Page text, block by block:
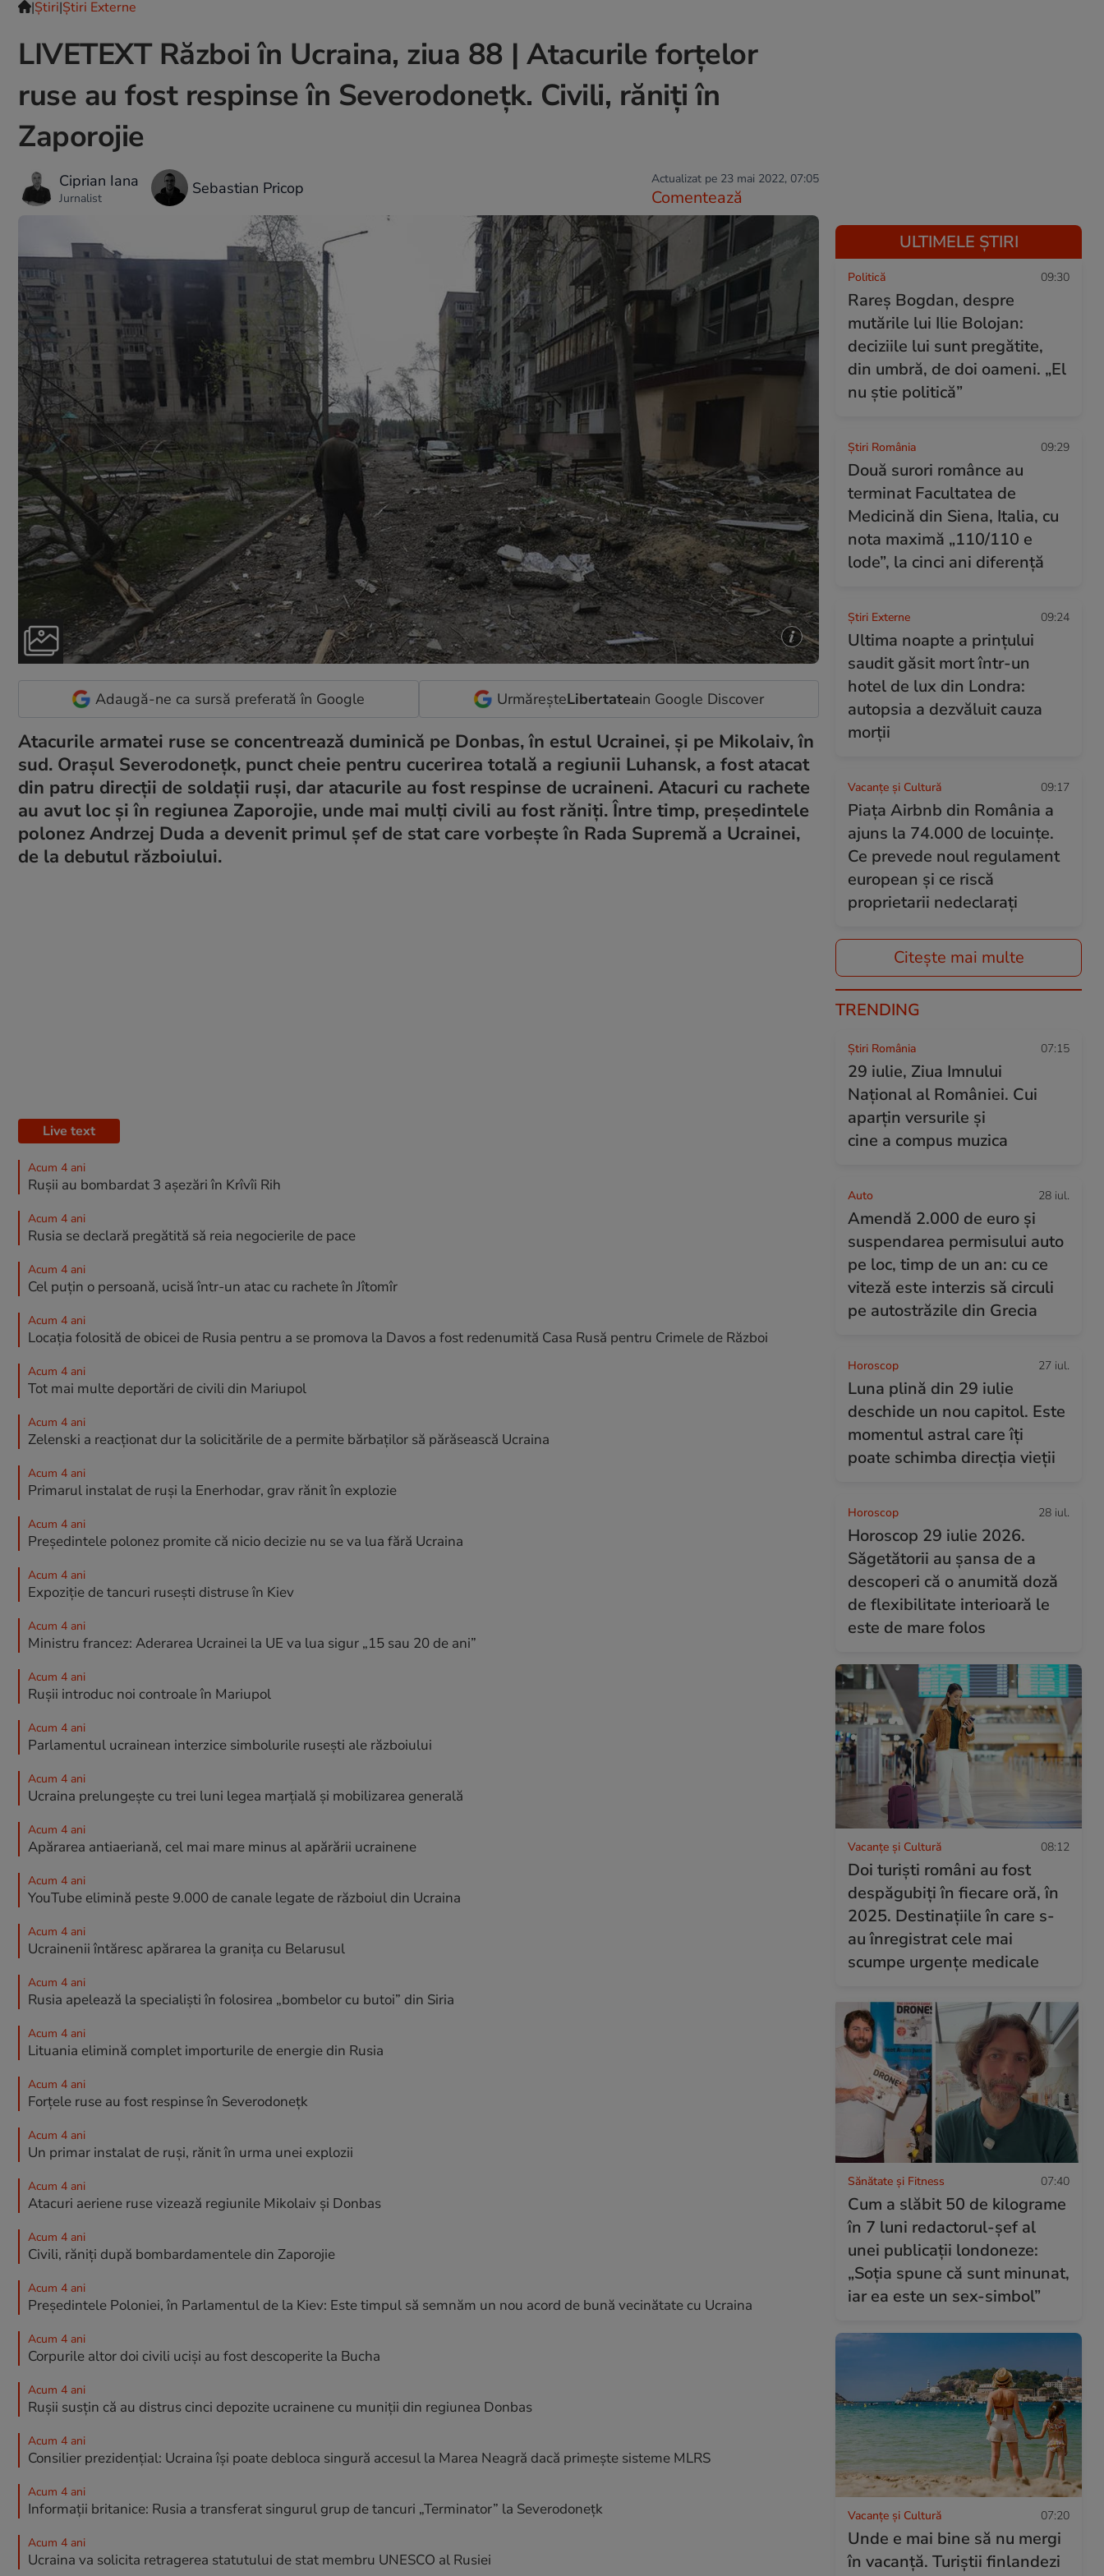
|Ştiri|Știri Externe
LIVETEXT Război în Ucraina, ziua 88 | Atacurile forțelor
ruse au fost respinse în Severodonețk. Civili, răniți în
Zaporojie
Ciprian Iana
Jurnalist Sebastian Pricop Actualizat pe 23 mai 2022, 07:05
Comentează
Adaugă-ne ca sursă preferată în Google UrmăreșteLibertateain Google Discover
Atacurile armatei ruse se concentrează duminică pe Donbas, în estul Ucrainei, și pe Mikolaiv, în
sud. Orașul Severodonețk, punct cheie pentru cucerirea totală a regiunii Luhansk, a fost atacat
din patru direcții de soldații ruși, dar atacurile au fost respinse de ucraineni. Atacuri cu rachete
au avut loc și în regiunea Zaporojie, unde mai mulți civili au fost răniți. Între timp, președintele
polonez Andrzej Duda a devenit primul șef de stat care vorbește în Rada Supremă a Ucrainei,
de la debutul războiului.
Live text
Acum 4 ani
Rușii au bombardat 3 așezări în Krîvîi Rih
Acum 4 ani
Rusia se declară pregătită să reia negocierile de pace
Acum 4 ani
Cel puțin o persoană, ucisă într-un atac cu rachete în Jîtomîr
Acum 4 ani
Locația folosită de obicei de Rusia pentru a se promova la Davos a fost redenumită Casa Rusă pentru Crimele de Război
Acum 4 ani
Tot mai multe deportări de civili din Mariupol
Acum 4 ani
Zelenski a reacționat dur la solicitările de a permite bărbaților să părăsească Ucraina
Acum 4 ani
Primarul instalat de ruși la Enerhodar, grav rănit în explozie
Acum 4 ani
Președintele polonez promite că nicio decizie nu se va lua fără Ucraina
Acum 4 ani
Expoziție de tancuri rusești distruse în Kiev
Acum 4 ani
Ministru francez: Aderarea Ucrainei la UE va lua sigur „15 sau 20 de ani”
Acum 4 ani
Rușii introduc noi controale în Mariupol
Acum 4 ani
Parlamentul ucrainean interzice simbolurile rusești ale războiului
Acum 4 ani
Ucraina prelungeşte cu trei luni legea marţială şi mobilizarea generală
Acum 4 ani
Apărarea antiaeriană, cel mai mare minus al apărării ucrainene
Acum 4 ani
YouTube elimină peste 9.000 de canale legate de războiul din Ucraina
Acum 4 ani
Ucrainenii întăresc apărarea la granița cu Belarusul
Acum 4 ani
Rusia apelează la specialiști în folosirea „bombelor cu butoi” din Siria
Acum 4 ani
Lituania elimină complet importurile de energie din Rusia
Acum 4 ani
Forțele ruse au fost respinse în Severodonețk
Acum 4 ani
Un primar instalat de ruși, rănit în urma unei explozii
Acum 4 ani
Atacuri aeriene ruse vizează regiunile Mikolaiv și Donbas
Acum 4 ani
Civili, răniți după bombardamentele din Zaporojie
Acum 4 ani
Președintele Poloniei, în Parlamentul de la Kiev: Este timpul să semnăm un nou acord de bună vecinătate cu Ucraina
Acum 4 ani
Corpurile altor doi civili uciși au fost descoperite la Bucha
Acum 4 ani
Rușii susțin că au distrus cinci depozite ucrainene cu muniții din regiunea Donbas
Acum 4 ani
Consilier prezidențial: Ucraina își poate debloca singură accesul la Marea Neagră dacă primește sisteme MLRS
Acum 4 ani
Informații britanice: Rusia a transferat singurul grup de tancuri „Terminator” la Severodonețk
Acum 4 ani
Ucraina va solicita retragerea statutului de stat membru UNESCO al Rusiei
ULTIMELE ȘTIRI
Politică 09:30
Rareș Bogdan, despre
mutările lui Ilie Bolojan:
deciziile lui sunt pregătite,
din umbră, de doi oameni. „El
nu știe politică”
Știri România 09:29
Două surori românce au
terminat Facultatea de
Medicină din Siena, Italia, cu
nota maximă „110/110 e
lode”, la cinci ani diferență
Știri Externe 09:24
Ultima noapte a prințului
saudit găsit mort într-un
hotel de lux din Londra:
autopsia a dezvăluit cauza
morții
Vacanțe și Cultură 09:17
Piața Airbnb din România a
ajuns la 74.000 de locuințe.
Ce prevede noul regulament
european și ce riscă
proprietarii nedeclarați
Citește mai multe
TRENDING
Știri România 07:15
29 iulie, Ziua Imnului
Național al României. Cui
aparțin versurile și
cine a compus muzica
Auto 28 iul.
Amendă 2.000 de euro și
suspendarea permisului auto
pe loc, timp de un an: cu ce
viteză este interzis să circuli
pe autostrăzile din Grecia
Horoscop 27 iul.
Luna plină din 29 iulie
deschide un nou capitol. Este
momentul astral care îți
poate schimba direcția vieții
Horoscop 28 iul.
Horoscop 29 iulie 2026.
Săgetătorii au șansa de a
descoperi că o anumită doză
de flexibilitate interioară le
este de mare folos
Vacanțe și Cultură 08:12
Doi turiști români au fost
despăgubiți în fiecare oră, în
2025. Destinațiile în care s-
au înregistrat cele mai
scumpe urgențe medicale
Sănătate și Fitness 07:40
Cum a slăbit 50 de kilograme
în 7 luni redactorul-șef al
unei publicații londoneze:
„Soția spune că sunt minunat,
iar ea este un sex-simbol”
Vacanțe și Cultură 07:20
Unde e mai bine să nu mergi
în vacanță. Turiștii finlandezi